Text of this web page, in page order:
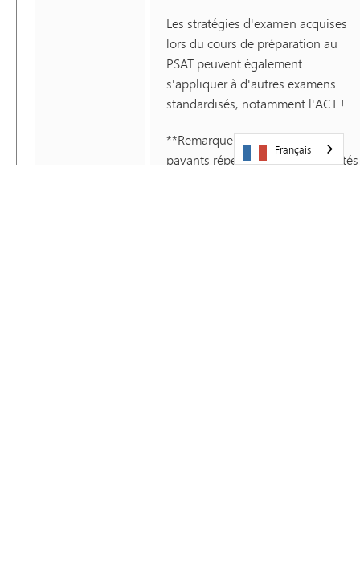
Les stratégies d'examen acquises
lors du cours de préparation au
PSAT peuvent également
s'appliquer à d'autres examens
standardisés, notamment l'ACT !
**Remarque : tous les cours
payants répertoriés ici sont réputés
Français